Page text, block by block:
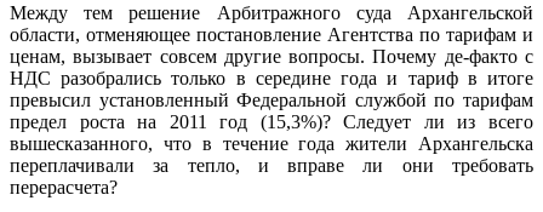
Между тем решение Арбитражного суда Архангельской
области, отменяющее постановление Агентства по тарифам и
ценам, вызывает совсем другие вопросы. Почему де-факто с
НДС разобрались только в середине года и тариф в итоге
превысил установленный Федеральной службой по тарифам
предел роста на 2011 год (15,3%)? Следует ли из всего
вышесказанного, что в течение года жители Архангельска
переплачивали за тепло, и вправе ли они требовать
перерасчета?